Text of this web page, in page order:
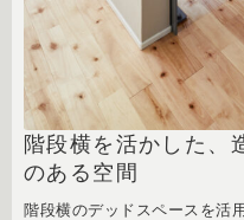
階段横を活かした、
のある空間
階段横のデッドスペースを活